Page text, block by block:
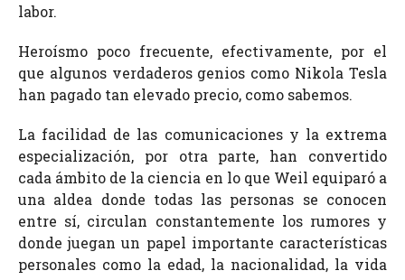
labor.
Heroísmo poco frecuente, efectivamente, por el
que algunos verdaderos genios como Nikola Tesla
han pagado tan elevado precio, como sabemos.
La facilidad de las comunicaciones y la extrema
especialización, por otra parte, han convertido
cada ámbito de la ciencia en lo que Weil equiparó a
una aldea donde todas las personas se conocen
entre sí, circulan constantemente los rumores y
donde juegan un papel importante características
personales como la edad, la nacionalidad, la vida